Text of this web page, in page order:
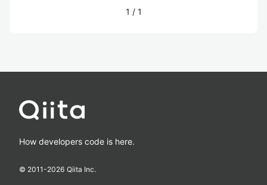
1 / 1
How developers code is here.
© 2011-2026 Qiita Inc.